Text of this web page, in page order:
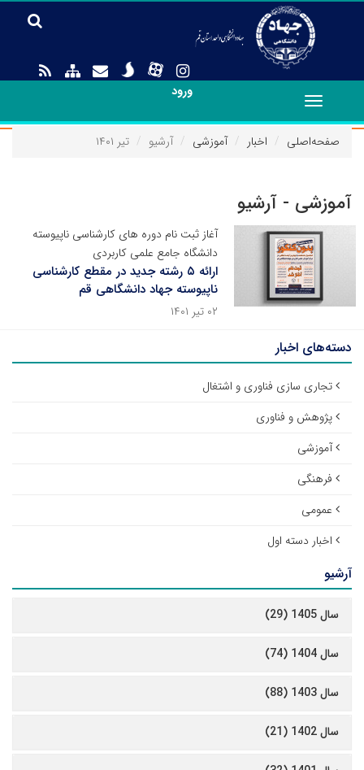
ورود
Toggle
navigation
صفحه‌اصلی
اخبار آموزشی آرشیو تیر ۱۴۰۱
آموزشی - آرشیو
آغاز ثبت نام دوره های کارشناسی ناپیوسته
دانشگاه جامع علمی کاربردی
ارائه ۵ رشته جدید در مقطع کارشناسی
ناپیوسته جهاد دانشگاهی قم
۰۲ تیر ۱۴۰۱
دسته‌های اخبار
تجاری سازی فناوری و اشتغال
پژوهش و فناوری
آموزشی
فرهنگی
عمومی
اخبار دسته اول
آرشیو
سال 1405 (29)
سال 1404 (74)
سال 1403 (88)
سال 1402 (21)